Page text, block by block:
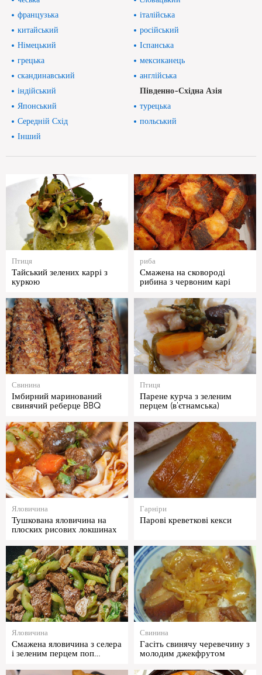
французька
італійська
китайський
російський
Німецький
Іспанська
грецька
мексиканець
скандинавський
англійська
індійський
Південно-Східна Азія
Японський
турецька
Середній Схід
польський
Інший
Птиця
Тайський зелених каррі з
куркою
риба
Смажена на сковороді
рибина з червоним карі
Свинина
Імбирний маринований
свинячий реберце BBQ
Птиця
Парене курча з зеленим
перцем (в'єтнамська)
Яловичина
Тушкована яловичина на
плоских рисових локшинах
Гарніри
Парові креветкові кекси
Яловичина
Смажена яловичина з селера
і зеленим перцем поп…
Свинина
Гасіть свинячу черевечину з
молодим джекфрутом